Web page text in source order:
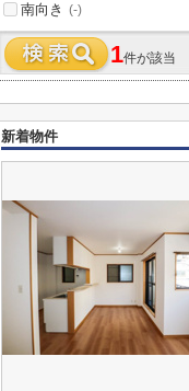
南向き (-)
1件が該当
新着物件